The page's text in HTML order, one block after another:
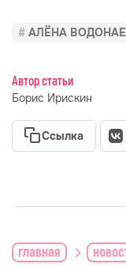
АЛЁНА
Автор статьи
Борис Ирискин
Ссылка
главная